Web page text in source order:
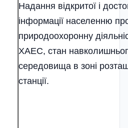
Надання відкритої і
інформації населенню
природоохоронну
ХАЕС, стан
середовища в зоні
станції.